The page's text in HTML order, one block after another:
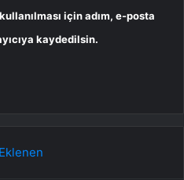
için adım, e-posta
kaydedilsin.